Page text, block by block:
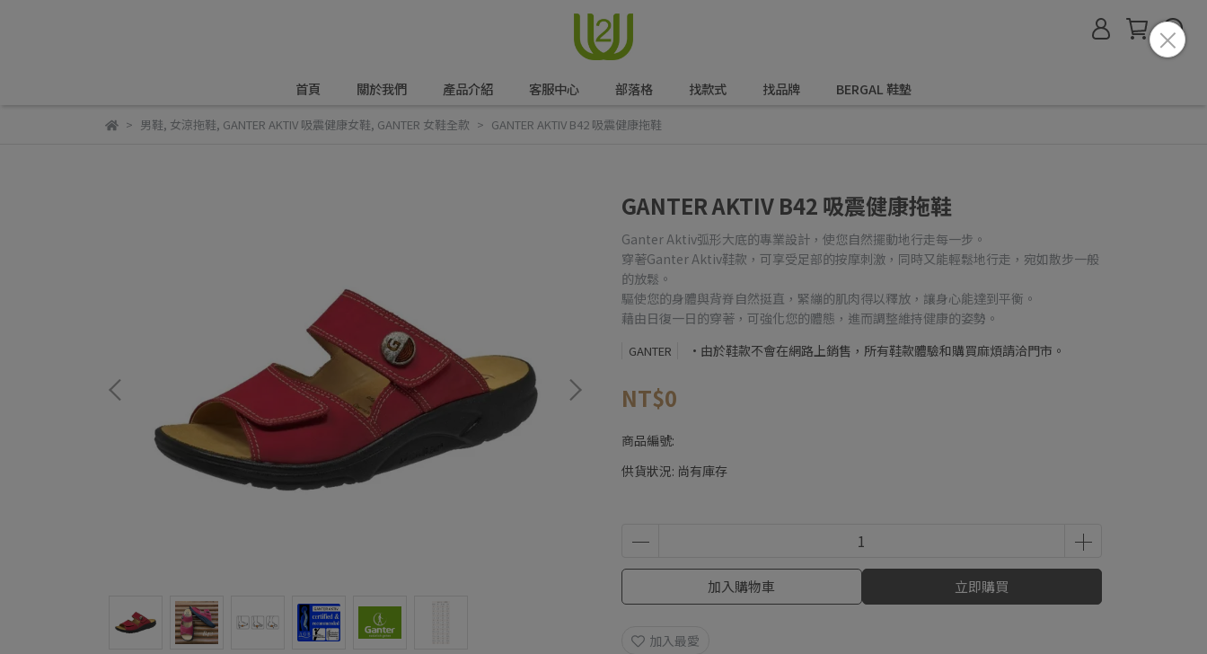
首頁 關於我們 產品介紹 客服中心 部落格 找款式 找品牌 BERGAL 鞋墊
男鞋, 女涼拖鞋, GANTER AKTIV 吸震健康女鞋, GANTER 女鞋全款 GANTER AKTIV B42 吸震健康拖鞋
GANTER AKTIV B42 吸震健康拖鞋
Ganter Aktiv弧形大底的專業設計，使您自然擺動地行走每一步。
穿著Ganter Aktiv鞋款，可享受足部的按摩刺激，同時又能輕鬆地行走，宛如散步一般
的放鬆。
驅使您的身體與背脊自然挺直，緊繃的肌肉得以釋放，讓身心能達到平衡。
藉由日復一日的穿著，可強化您的體態，進而調整維持健康的姿勢。
GANTER •由於鞋款不會在網路上銷售，所有鞋款體驗和購買麻煩請洽門市。
NT$0
商品編號:
供貨狀況: 尚有庫存
加入購物車 立即購買
加入最愛